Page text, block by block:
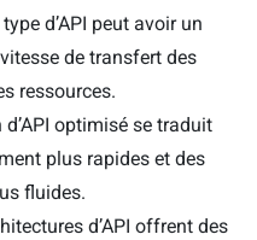
d’API peut avoir un
de transfert des
ressources.
d’API optimisé se traduit
plus rapides et des
fluides.
d’API offrent des